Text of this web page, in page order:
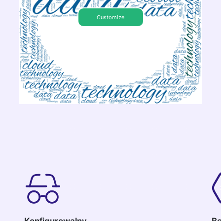
Customize